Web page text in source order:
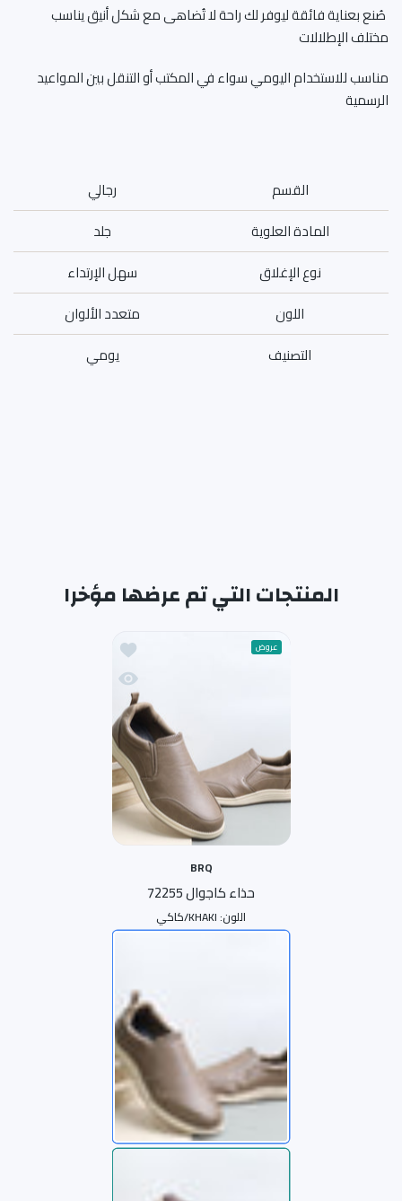
صُنع بعناية فائقة ليوفر لك راحة لا تُضاهى مع شكل أنيق يناسب
مختلف الإطلالات
مناسب للاستخدام اليومي سواء في المكتب أو التنقل بين المواعيد
الرسمية
القسم
رجالي
المادة العلوية
جلد
نوع الإغلاق
سهل الإرتداء
اللون
متعدد الألوان
التصنيف
يومي
المنتجات التي تم عرضها مؤخرا
عروض
أضف إلى قائمة الامنيات
نظرة سريعة حذاء كاجوال
BRQ
حذاء كاجوال 72255
اللون:KHAKI/كاكي